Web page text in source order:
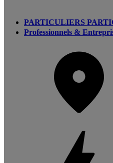
PARTICULIERS
Professionnels &